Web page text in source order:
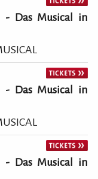
- Das Musical in
- Das Musical in
- Das Musical in